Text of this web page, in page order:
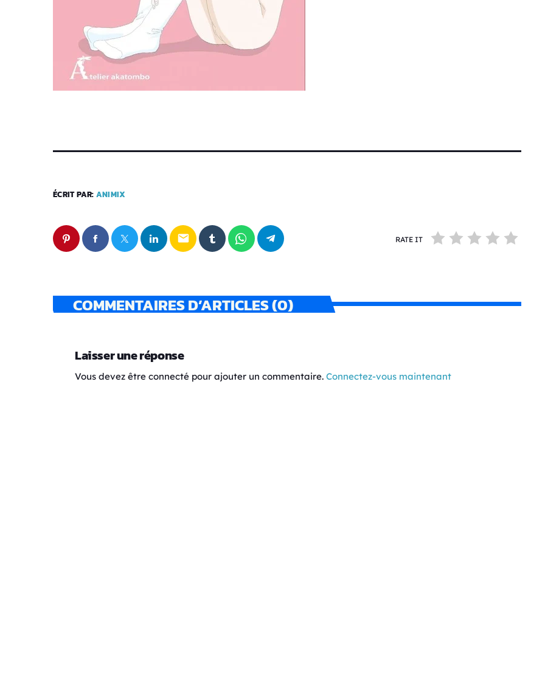
ÉCRIT PAR: ANIMIX
email RATE IT
COMMENTAIRES D’ARTICLES (0)
Laisser une réponse
Vous devez être connecté pour ajouter un commentaire. Connectez-vous maintenant